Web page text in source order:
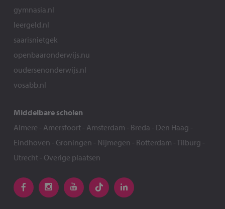
gymnasia.nl
leergeld.nl
saarisnietgek
openbaaronderwijs.nu
oudersenonderwijs.nl
vosabb.nl
Middelbare scholen
Almere - Amersfoort- Amsterdam - Breda - Den Haag -
Eindhoven - Groningen - Nijmegen - Rotterdam -Tilburg -
Utrecht- Overige plaatsen